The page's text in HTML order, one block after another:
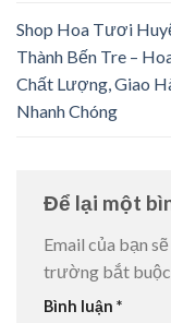
Shop Hoa Tươi
Thành Bến Tre –
Chất Lượng, Giao
Nhanh Chóng
Để lại một
Email của bạn
trường bắt
Bình luận *